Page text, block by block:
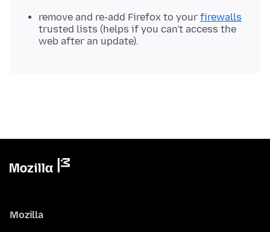
remove and re-add Firefox to your firewalls
trusted lists (helps if you can't access the
web after an update).
Mozilla